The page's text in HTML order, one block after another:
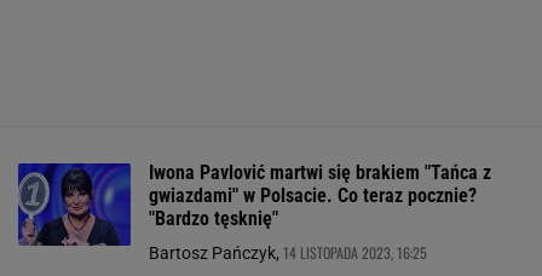
Iwona Pavlović martwi się brakiem "Tańca z
gwiazdami" w Polsacie. Co teraz pocznie?
"Bardzo tęsknię"
Bartosz Pańczyk, 14 LISTOPADA 2023, 16:25